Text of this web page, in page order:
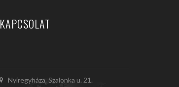
KAPCSOLAT
Nyíregyháza, Szalonka u. 21.